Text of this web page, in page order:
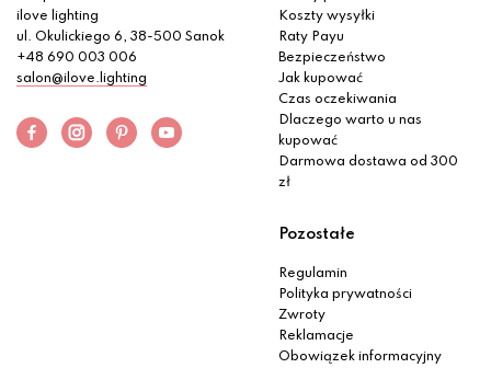
ilove lighting
ul. Okulickiego 6, 38-500 Sanok
+48 690 003 006
salon@ilove.lighting
Koszty wysyłki
Raty Payu
Bezpieczeństwo
Jak kupować
Czas oczekiwania
Dlaczego warto u nas
kupować
Darmowa dostawa od 300
zł
Pozostałe
Regulamin
Polityka prywatności
Zwroty
Reklamacje
Obowiązek informacyjny